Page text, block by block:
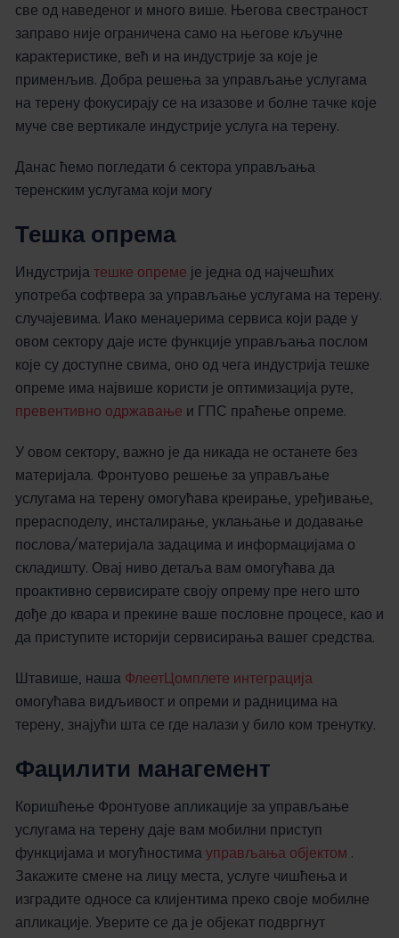
све од наведеног и много више. Његова свестраност
заправо није ограничена само на његове кључне
карактеристике, већ и на индустрије за које је
применљив. Добра решења за управљање услугама
на терену фокусирају се на изазове и болне тачке које
муче све вертикале индустрије услуга на терену.
Данас ћемо погледати 6 сектора управљања
теренским услугама који могу
Тешка опрема
Индустрија тешке опреме је једна од најчешћих
употреба софтвера за управљање услугама на терену.
случајевима. Иако менаџерима сервиса који раде у
овом сектору даје исте функције управљања послом
које су доступне свима, оно од чега индустрија тешке
опреме има највише користи је оптимизација руте,
превентивно одржавање и ГПС праћење опреме.
У овом сектору, важно је да никада не останете без
материјала. Фронтуово решење за управљање
услугама на терену омогућава креирање, уређивање,
прерасподелу, инсталирање, уклањање и додавање
послова/материјала задацима и информацијама о
складишту. Овај ниво детаља вам омогућава да
проактивно сервисирате своју опрему пре него што
дође до квара и прекине ваше пословне процесе, као и
да приступите историји сервисирања вашег средства.
Штавише, наша ФлеетЦомплете интеграција
омогућава видљивост и опреми и радницима на
терену, знајући шта се где налази у било ком тренутку.
Фацилити манагемент
Коришћење Фронтуове апликације за управљање
услугама на терену даје вам мобилни приступ
функцијама и могућностима управљања објектом .
Закажите смене на лицу места, услуге чишћења и
изградите односе са клијентима преко своје мобилне
апликације. Уверите се да је објекат подвргнут